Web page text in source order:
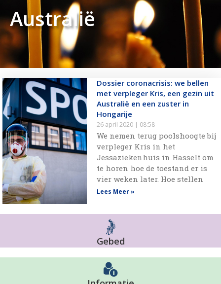
Australië
Dossier coronacrisis: we bellen
met verpleger Kris, een gezin uit
Australië en een zuster in
Hongarije
26 april 2020 08:58
We nemen terug poolshoogte bij
verpleger Kris in het
Jessaziekenhuis in Hasselt om
te horen hoe de toestand er is
vier weken later. Hoe stellen
Lees Meer »
Gebed